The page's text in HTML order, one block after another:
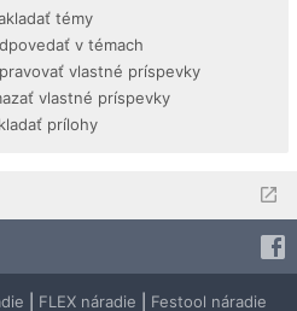
témy
v témach
vlastné príspevky
vlastné príspevky
prílohy
FLEX náradie Festool náradie